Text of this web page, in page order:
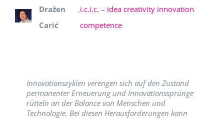
Dražen
Carić
,i.c.i.c. – idea creativity innovation
competence
Innovationszyklen verengen sich auf den Zustand
permanenter Erneuerung und Innovationssprünge
rütteln an der Balance von Menschen und
Technologie. Bei diesen Herausforderungen kann